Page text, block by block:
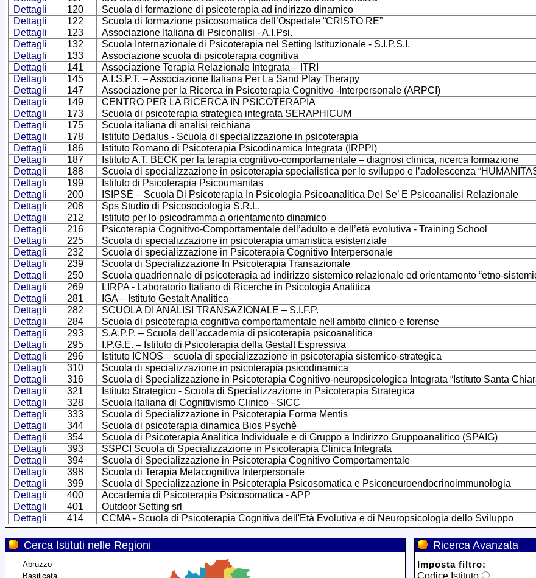
Dettagli
120
Scuola di formazione di psicoterapia ad indirizzo dinamico
Dettagli
122
Scuola di formazione psicosomatica dell’Ospedale “CRISTO RE”
Dettagli
123
Associazione Italiana di Psiconalisi - A.I.Psi.
Dettagli
132
Scuola Internazionale di Psicoterapia nel Setting Istituzionale - S.I.P.S.I.
Dettagli
133
Associazione scuola di psicoterapia cognitiva
Dettagli
141
Associazione Terapia Relazionale Integrata – ITRI
Dettagli
145
A.I.S.P.T. – Associazione Italiana Per La Sand Play Therapy
Dettagli
147
Associazione per la Ricerca in Psicoterapia Cognitivo -Interpersonale (ARPCI)
Dettagli
149
CENTRO PER LA RICERCA IN PSICOTERAPIA
Dettagli
173
Scuola di psicoterapia strategica integrata SERAPHICUM
Dettagli
175
Scuola italiana di analisi reichiana
Dettagli
178
Istituto Dedalus - Scuola di specializzazione in psicoterapia
Dettagli
186
Istituto Romano di Psicoterapia Psicodinamica Integrata (IRPPI)
Dettagli
187
Istituto A.T. BECK per la terapia cognitivo-comportamentale – diagnosi clinica, ricerca formazione
Dettagli
188
Scuola di specializzazione in psicoterapia specialistica per lo sviluppo e l’adolescenza
Dettagli
199
Istituto di Psicoterapia Psicoumanitas
Dettagli
200
ISIPSÈ – Scuola Di Psicoterapia In Psicologia Psicoanalitica Del Se’ E Psicoanalisi Relazionale
Dettagli
208
Sps Studio di Psicosociologia S.R.L.
Dettagli
212
Istituto per lo psicodramma a orientamento dinamico
Dettagli
216
Psicoterapia Cognitivo-Comportamentale dell’adulto e dell’età evolutiva - Training School
Dettagli
225
Scuola di specializzazione in psicoterapia umanistica esistenziale
Dettagli
232
Scuola di specializzazione in Psicoterapia Cognitivo Interpersonale
Dettagli
239
Scuola di Specializzazione In Psicoterapia Transazionale
Dettagli
250
Scuola quadriennale di psicoterapia ad indirizzo sistemico relazionale ed orientamento “etno-
Dettagli
269
LIRPA - Laboratorio Italiano di Ricerche in Psicologia Analitica
Dettagli
281
IGA – Istituto Gestalt Analitica
Dettagli
282
SCUOLA DI ANALISI TRANSAZIONALE – S.I.F.P.
Dettagli
284
Scuola di psicoterapia cognitiva comportamentale nell'ambito clinico e forense
Dettagli
293
S.A.P.P. – Scuola dell’accademia di psicoterapia psicoanalitica
Dettagli
295
I.P.G.E. – Istituto di Psicoterapia della Gestalt Espressiva
Dettagli
296
Istituto ICNOS – scuola di specializzazione in psicoterapia sistemico-strategica
Dettagli
310
Scuola di specializzazione in psicoterapia psicodinamica
Dettagli
316
Scuola di Specializzazione in Psicoterapia Cognitivo-neuropsicologica Integrata “Istituto Santa
Dettagli
321
Istituto Strategico - Scuola di Specializzazione in Psicoterapia Strategica
Dettagli
328
Scuola Italiana di Cognitivismo Clinico - SICC
Dettagli
333
Scuola di Specializzazione in Psicoterapia Forma Mentis
Dettagli
344
Scuola di psicoterapia dinamica Bios Psychè
Dettagli
354
Scuola di Psicoterapia Analitica Individuale e di Gruppo a Indirizzo Gruppoanalitico (SPAIG)
Dettagli
393
SSPCI Scuola di Specializzazione in Psicoterapia Clinica Integrata
Dettagli
394
Scuola di Specializzazione in Psicoterapia Cognitivo Comportamentale
Dettagli
398
Scuola di Terapia Metacognitiva Interpersonale
Dettagli
399
Scuola di Specializzazione in Psicoterapia Psicosomatica e Psiconeuroendocrinoimmunologia
Dettagli
400
Accademia di Psicoterapia Psicosomatica - APP
Dettagli
401
Outdoor Setting srl
Dettagli
414 CCMA - Scuola di Psicoterapia Cognitiva dell'Età Evolutiva e di Neuropsicologia dello Sviluppo
Cerca Istituti nelle Regioni
Abruzzo
Basilicata
Ricerca Avanzata
Imposta filtro:
Codice Istituto